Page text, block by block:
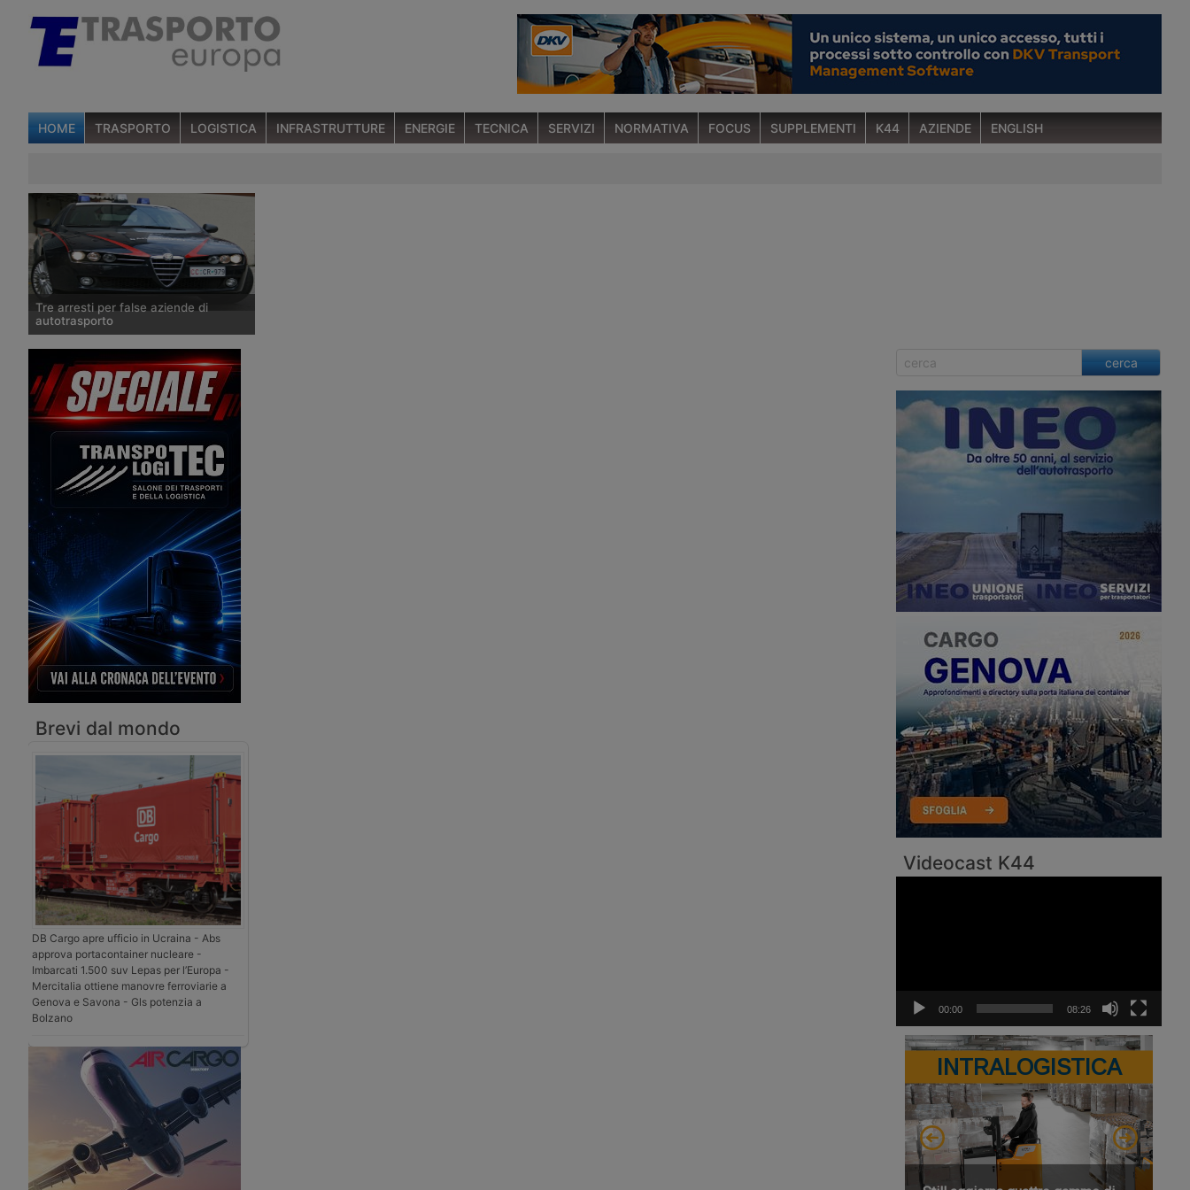
HOME TRASPORTO LOGISTICA INFRASTRUTTURE ENERGIE TECNICA SERVIZI NORMATIVA FOCUS SUPPLEMENTI K44 AZIENDE ENGLISH
Tre arresti per false aziende di
autotrasporto
I Carabinieri scorpirono a giugno un
magazzino a San Polo d’Enza pieno di
container con merce sottratta ai
committenti di un’impresa di
autotrasporto che rubava i carichi. Poi
hanno continuato l’indagine.
Brevi dal mondo
DB Cargo apre ufficio in Ucraina - Abs
approva portacontainer nucleare -
Imbarcati 1.500 suv Lepas per l’Europa -
Mercitalia ottiene manovre ferroviarie a
Genova e Savona - Gls potenzia a
Bolzano
cerca
Videocast K44
00:00 08:26
INTRALOGISTICA